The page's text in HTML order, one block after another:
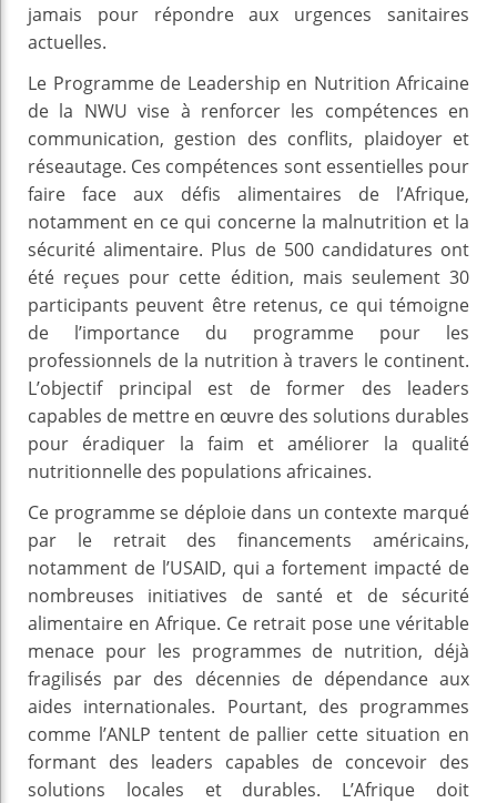
jamais pour répondre aux urgences sanitaires
actuelles.
Le Programme de Leadership en Nutrition Africaine
de la NWU vise à renforcer les compétences en
communication, gestion des conflits, plaidoyer et
réseautage. Ces compétences sont essentielles pour
faire face aux défis alimentaires de l’Afrique,
notamment en ce qui concerne la malnutrition et la
sécurité alimentaire. Plus de 500 candidatures ont
été reçues pour cette édition, mais seulement 30
participants peuvent être retenus, ce qui témoigne
de l’importance du programme pour les
professionnels de la nutrition à travers le continent.
L’objectif principal est de former des leaders
capables de mettre en œuvre des solutions durables
pour éradiquer la faim et améliorer la qualité
nutritionnelle des populations africaines.
Ce programme se déploie dans un contexte marqué
par le retrait des financements américains,
notamment de l’USAID, qui a fortement impacté de
nombreuses initiatives de santé et de sécurité
alimentaire en Afrique. Ce retrait pose une véritable
menace pour les programmes de nutrition, déjà
fragilisés par des décennies de dépendance aux
aides internationales. Pourtant, des programmes
comme l’ANLP tentent de pallier cette situation en
formant des leaders capables de concevoir des
solutions locales et durables. L’Afrique doit